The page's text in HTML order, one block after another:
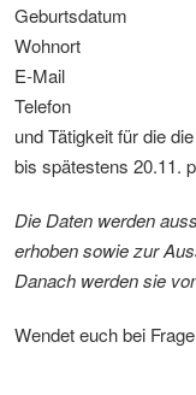
Geburtsdatum
Wohnort
E-Mail
Telefon
und Tätigkeit für die
bis spätestens 20.11.
Die Daten werden
erhoben sowie zur
Danach werden sie
Wendet euch bei